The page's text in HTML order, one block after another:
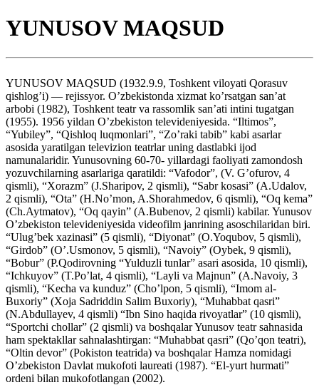
YUNUSOV MAQSUD
YUNUSOV MAQSUD (1932.9.9, Toshkent viloyati Qorasuv
qishlog’i) — rejissyor. O’zbekistonda xizmat ko’rsatgan san’at
arbobi (1982), Toshkent teatr va rassomlik san’ati intini tugatgan
(1955). 1956 yildan O’zbekiston televideniyesida. “Iltimos”,
“Yubiley”, “Qishloq luqmonlari”, “Zo’raki tabib” kabi asarlar
asosida yaratilgan televizion teatrlar uning dastlabki ijod
namunalaridir. Yunusovning 60-70- yillardagi faoliyati zamondosh
yozuvchilarning asarlariga qaratildi: “Vafodor”, (V. G’ofurov, 4
qismli), “Xorazm” (J.Sharipov, 2 qismli), “Sabr kosasi” (A.Udalov,
2 qismli), “Ota” (H.No’mon, A.Shorahmedov, 6 qismli), “Oq kema”
(Ch.Aytmatov), “Oq qayin” (A.Bubenov, 2 qismli) kabilar. Yunusov
O’zbekiston televideniyesida videofilm janrining asoschilaridan biri.
“Ulug’bek xazinasi” (5 qismli), “Diyonat” (O.Yoqubov, 5 qismli),
“Girdob” (O’.Usmonov, 5 qismli), “Navoiy” (Oybek, 9 qismli),
“Bobur” (P.Qodirovning “Yulduzli tunlar” asari asosida, 10 qismli),
“Ichkuyov” (T.Po’lat, 4 qismli), “Layli va Majnun” (A.Navoiy, 3
qismli), “Kecha va kunduz” (Cho’lpon, 5 qismli), “Imom al-
Buxoriy” (Xoja Sadriddin Salim Buxoriy), “Muhabbat qasri”
(N.Abdullayev, 4 qismli) “Ibn Sino haqida rivoyatlar” (10 qismli),
“Sportchi chollar” (2 qismli) va boshqalar Yunusov teatr sahnasida
ham spektakllar sahnalashtirgan: “Muhabbat qasri” (Qo’qon teatri),
“Oltin devor” (Pokiston teatrida) va boshqalar Hamza nomidagi
O’zbekiston Davlat mukofoti laureati (1987). “El-yurt hurmati”
ordeni bilan mukofotlangan (2002).